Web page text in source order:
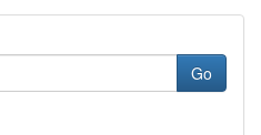
Go